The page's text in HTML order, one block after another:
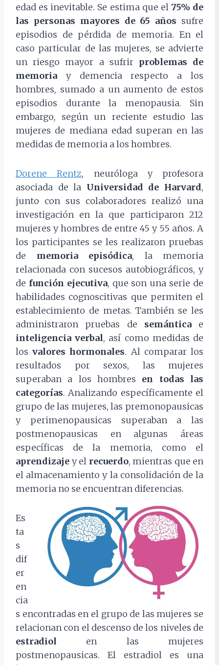
edad es inevitable. Se estima que el 75% de
las personas mayores de 65 años sufre
episodios de pérdida de memoria. En el
caso particular de las mujeres, se advierte
un riesgo mayor a sufrir problemas de
memoria y demencia respecto a los
hombres, sumado a un aumento de estos
episodios durante la menopausia. Sin
embargo, según un reciente estudio las
mujeres de mediana edad superan en las
medidas de memoria a los hombres.
Dorene Rentz, neuróloga y profesora
asociada de la Universidad de Harvard,
junto con sus colaboradores realizó una
investigación en la que participaron 212
mujeres y hombres de entre 45 y 55 años. A
los participantes se les realizaron pruebas
de memoria episódica, la memoria
relacionada con sucesos autobiográficos, y
de función ejecutiva, que son una serie de
habilidades cognoscitivas que permiten el
establecimiento de metas. También se les
administraron pruebas de semánticae
inteligencia verbal, así como medidas de
losvalores hormonales. Al comparar los
resultados por sexos, las mujeres
superaban a los hombres en todas las
categorías. Analizando específicamente el
grupo de las mujeres, las premonopausicas
y perimenopausicas superaban a las
postmenopausicas en algunas áreas
específicas de la memoria, como el
aprendizaje y el recuerdo, mientras que en
el almacenamiento y la consolidación de la
memoria no se encuentran diferencias.
Es
ta
s
dif
er
en
cia
s encontradas en el grupo de las mujeres se
relacionan con el descenso de los niveles de
estradiol en las mujeres
postmenopausicas. El estradiol es una